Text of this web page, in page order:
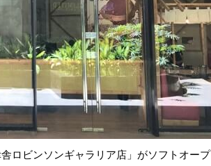
ロビンソンギャラリア店」がソフトオープ